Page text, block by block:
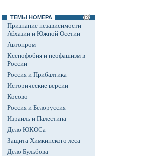
ТЕМЫ НОМЕРА
Признание независимости
Абхазии и Южной Осетии
Автопром
Ксенофобия и неофашизм в
России
Россия и Прибалтика
Исторические версии
Косово
Россия и Белоруссия
Израиль и Палестина
Дело ЮКОСа
Защита Химкинского леса
Дело Бульбова